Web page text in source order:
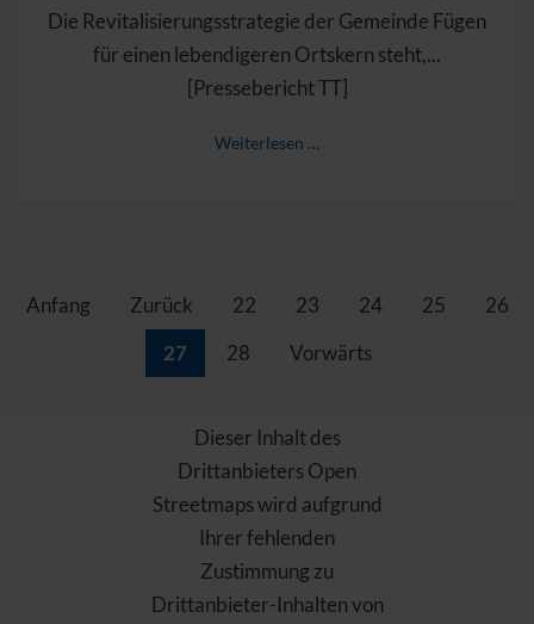
Die Revitalisierungsstrategie der Gemeinde Fügen
für einen lebendigeren Ortskern steht,...
[Pressebericht TT]
Weiterlesen …
Anfang Zurück 22 23 24 25
26
27
28 Vorwärts
Dieser Inhalt des
Drittanbieters Open
Streetmaps wird aufgrund
Ihrer fehlenden
Zustimmung zu
Drittanbieter-Inhalten von